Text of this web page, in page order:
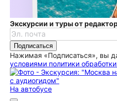
Экскурсии и туры от
Подписаться
Нажимая «Подписаться», вы
условиями политики
На автобусе